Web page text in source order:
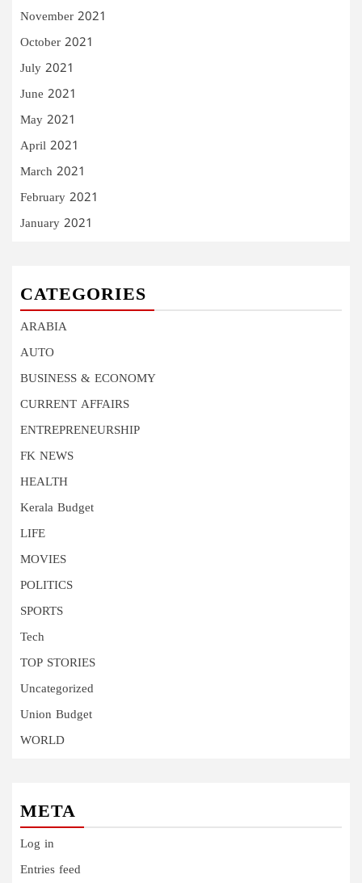
November 2021
October 2021
July 2021
June 2021
May 2021
April 2021
March 2021
February 2021
January 2021
CATEGORIES
ARABIA
AUTO
BUSINESS & ECONOMY
CURRENT AFFAIRS
ENTREPRENEURSHIP
FK NEWS
HEALTH
Kerala Budget
LIFE
MOVIES
POLITICS
SPORTS
Tech
TOP STORIES
Uncategorized
Union Budget
WORLD
META
Log in
Entries feed